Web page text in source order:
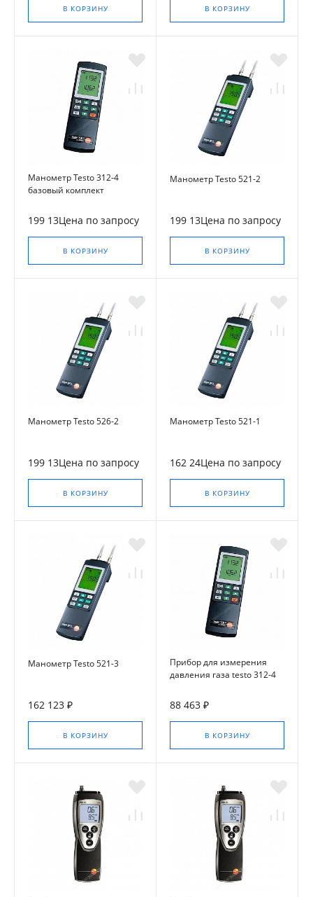
В КОРЗИНУ В КОРЗИНУ
Манометр Testo 312-4
базовый комплект
199 13Цена по запросу
В КОРЗИНУ
Манометр Testo 521-2
199 13Цена по запросу
В КОРЗИНУ
Манометр Testo 526-2
199 13Цена по запросу
В КОРЗИНУ
Манометр Testo 521-1
162 24Цена по запросу
В КОРЗИНУ
Манометр Testo 521-3
162 123 ₽
В КОРЗИНУ
Прибор для измерения
давления газа testo 312-4
88 463 ₽
В КОРЗИНУ